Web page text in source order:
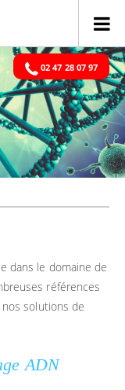
02 47 28 07 97
dans le domaine de
références
solutions de
ADN